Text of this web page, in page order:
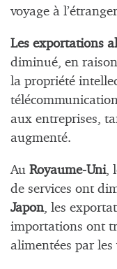
voyage à
Les exportations
diminué, en
la propriété
aux entreprises,
augmenté.
Au Royaume-Uni,
de services ont
Japon, les
importations ont
alimentées par les